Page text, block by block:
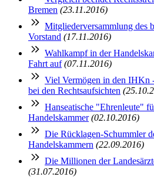
Bremen (23.11.2016)
Mitgliederversammlung des
Vorstand (17.11.2016)
Wahlkampf in der
Fahrt auf (07.11.2016)
Viel Vermögen in den IHKn
bei den Rechtsaufsichten
Hanseatische "Ehrenleute"
Handelskammer (02.10.2016)
Die Rücklagen-Schummler
Handelskammern (22.09.2016)
Die Millionen der
(31.07.2016)